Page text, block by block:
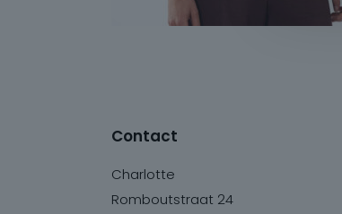
Contact
Charlotte
Romboutstraat 24